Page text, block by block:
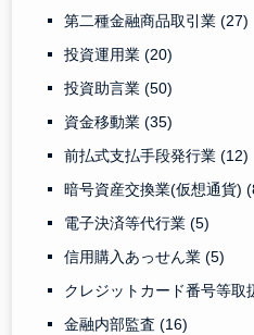
第二種金融商品取引業(27)
投資運用業(20)
投資助言業(50)
資金移動業(35)
前払式支払手段発行業(12)
暗号資産交換業(仮想通貨)
電子決済等代行業(5)
信用購入あっせん業(5)
クレジットカード番号等
金融内部監査(16)